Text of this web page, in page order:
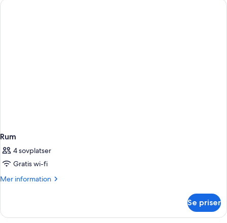
Rum
4 sovplatser
Gratis wi-fi
Mer information
Mer
Se priser